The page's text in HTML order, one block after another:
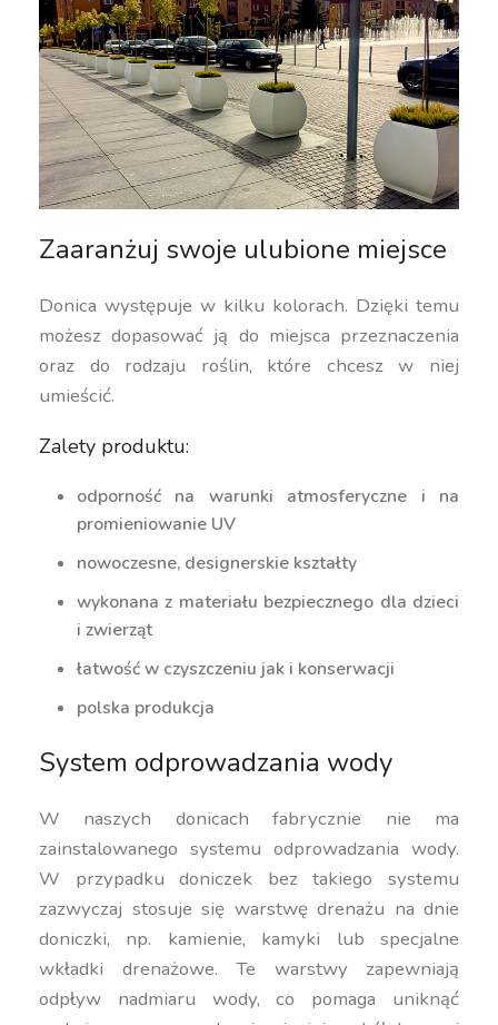
Zaaranżuj swoje ulubione miejsce
Donica występuje w kilku kolorach. Dzięki temu
możesz dopasować ją do miejsca przeznaczenia
oraz do rodzaju roślin, które chcesz w niej
umieścić.
Zalety produktu:
odporność na warunki atmosferyczne i na
promieniowanie UV
nowoczesne, designerskie kształty
wykonana z materiału bezpiecznego dla dzieci
i zwierząt
łatwość w czyszczeniu jak i konserwacji
polska produkcja
System odprowadzania wody
W naszych donicach fabrycznie nie ma
zainstalowanego systemu odprowadzania wody.
W przypadku doniczek bez takiego systemu
zazwyczaj stosuje się warstwę drenażu na dnie
doniczki, np. kamienie, kamyki lub specjalne
wkładki drenażowe. Te warstwy zapewniają
odpływ nadmiaru wody, co pomaga uniknąć